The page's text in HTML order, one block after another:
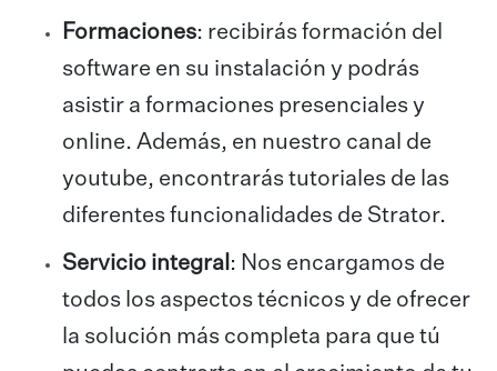
Formaciones: recibirás formación del
software en su instalación y podrás
asistir a formaciones presenciales y
online. Además, en nuestro canal de
youtube, encontrarás tutoriales de las
diferentes funcionalidades de Strator.
Servicio integral : Nos encargamos de
todos los aspectos técnicos y de ofrecer
la solución más completa para que tú